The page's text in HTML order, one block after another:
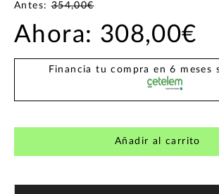
Antes:354,00€
Ahora: 308,00€
Financia tu compra en 6 meses
Añadir al carrito